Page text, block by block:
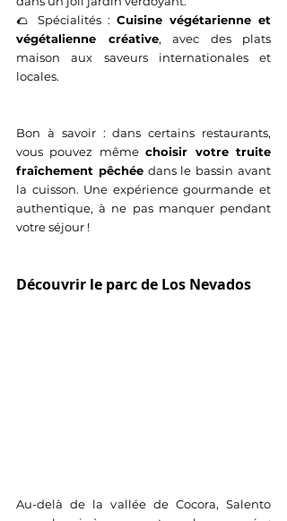
🌮 Spécialités : Cuisine végétarienne et
végétalienne créative, avec des plats
maison aux saveurs internationales et
locales.
Bon à savoir : dans certains restaurants,
vous pouvez même choisir votre truite
fraîchement pêchée dans le bassin avant
la cuisson. Une expérience gourmande et
authentique, à ne pas manquer pendant
votre séjour !
Découvrir le parc de Los Nevados
Au-delà de la vallée de Cocora, Salento